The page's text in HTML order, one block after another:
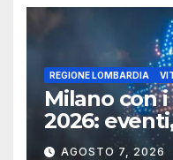
REGIONE LOMBARDIA
Milano con
2026:
per famiglie
AGOSTO 7, 2026